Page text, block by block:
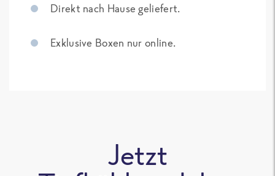
Direkt nach Hause geliefert.
Exklusive Boxen nur online.
Jetzt